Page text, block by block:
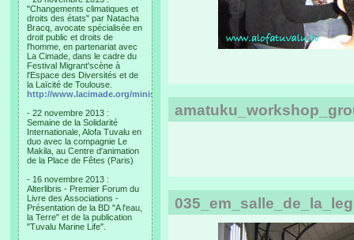
"Changements climatiques et
droits des états" par Natacha
Bracq, avocate spécialisée en
droit public et droits de
l'homme, en partenariat avec
La Cimade, dans le cadre du
Festival Migrant'scène à
l'Espace des Diversités et de
la Laïcité de Toulouse.
http://www.lacimade.org/minisites/migrantscene
- 22 novembre 2013 :
Semaine de la Solidarité
Internationale, Alofa Tuvalu en
duo avec la compagnie Le
Makila, au Centre d'animation
de la Place de Fêtes (Paris)
- 16 novembre 2013 :
Alterlibris - Premier Forum du
Livre des Associations -
Présentation de la BD "A l'eau,
la Terre" et de la publication
"Tuvalu Marine Life".